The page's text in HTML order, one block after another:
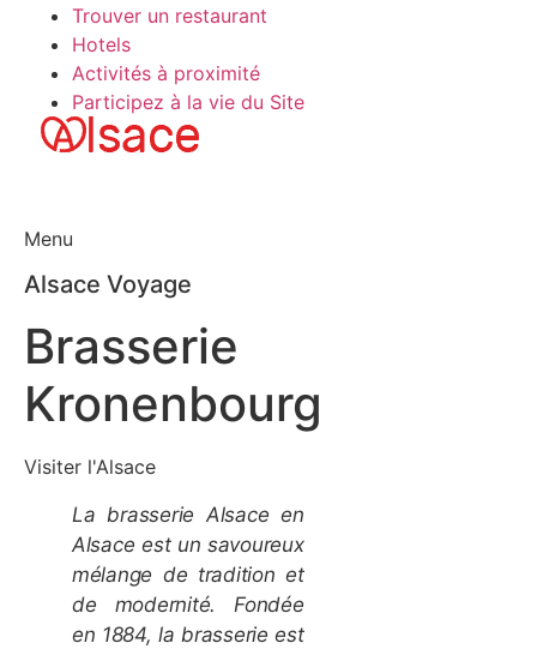
Trouver un restaurant
Hotels​
Activités à proximité​​
Participez à la vie du Site
Menu
Alsace Voyage
Brasserie
Kronenbourg
Visiter l'Alsace
La brasserie Alsace en
Alsace est un savoureux
mélange de tradition et
de modernité. Fondée
en 1884, la brasserie est